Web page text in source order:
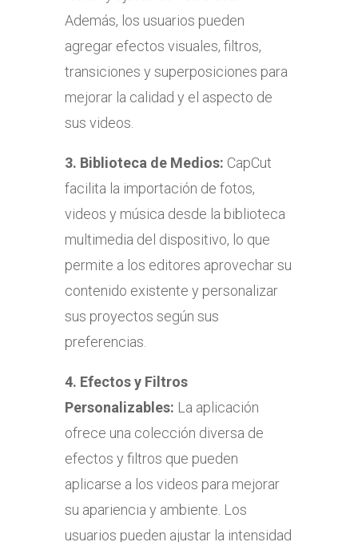
Además, los usuarios pueden
agregar efectos visuales, filtros,
transiciones y superposiciones para
mejorar la calidad y el aspecto de
sus videos.
3. Biblioteca de Medios: CapCut
facilita la importación de fotos,
videos y música desde la biblioteca
multimedia del dispositivo, lo que
permite a los editores aprovechar su
contenido existente y personalizar
sus proyectos según sus
preferencias.
4. Efectos y Filtros
Personalizables: La aplicación
ofrece una colección diversa de
efectos y filtros que pueden
aplicarse a los videos para mejorar
su apariencia y ambiente. Los
usuarios pueden ajustar la intensidad